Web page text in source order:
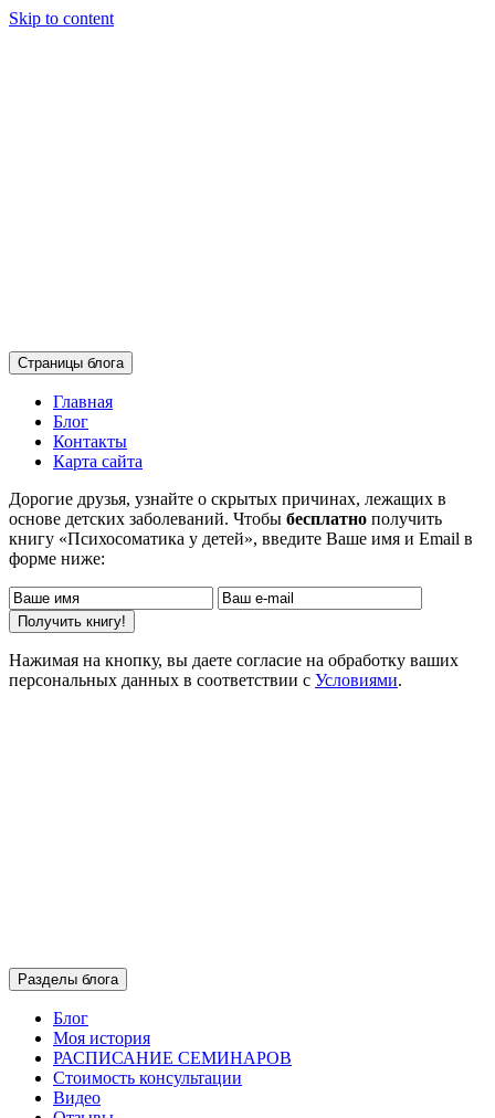
Skip to content
Страницы блога
Главная
Блог
Контакты
Карта сайта
Дорогие друзья, узнайте о скрытых причинах, лежащих в
основе детских заболеваний. Чтобы бесплатно получить
книгу «Психосоматика у детей», введите Ваше имя и Email в
форме ниже:
Нажимая на кнопку, вы даете согласие на обработку ваших
персональных данных в соответствии с Условиями.
Разделы блога
Блог
Моя история
РАСПИСАНИЕ СЕМИНАРОВ
Стоимость консультации
Видео